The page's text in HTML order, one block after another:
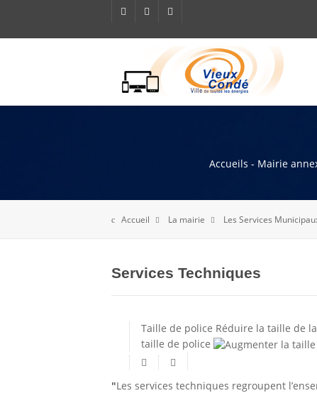
Accueils - Mairie
Accueil La mairie Les Services
Services Techniques
Taille de police Réduire la taille de
taille de police
"Les services techniques regroupent